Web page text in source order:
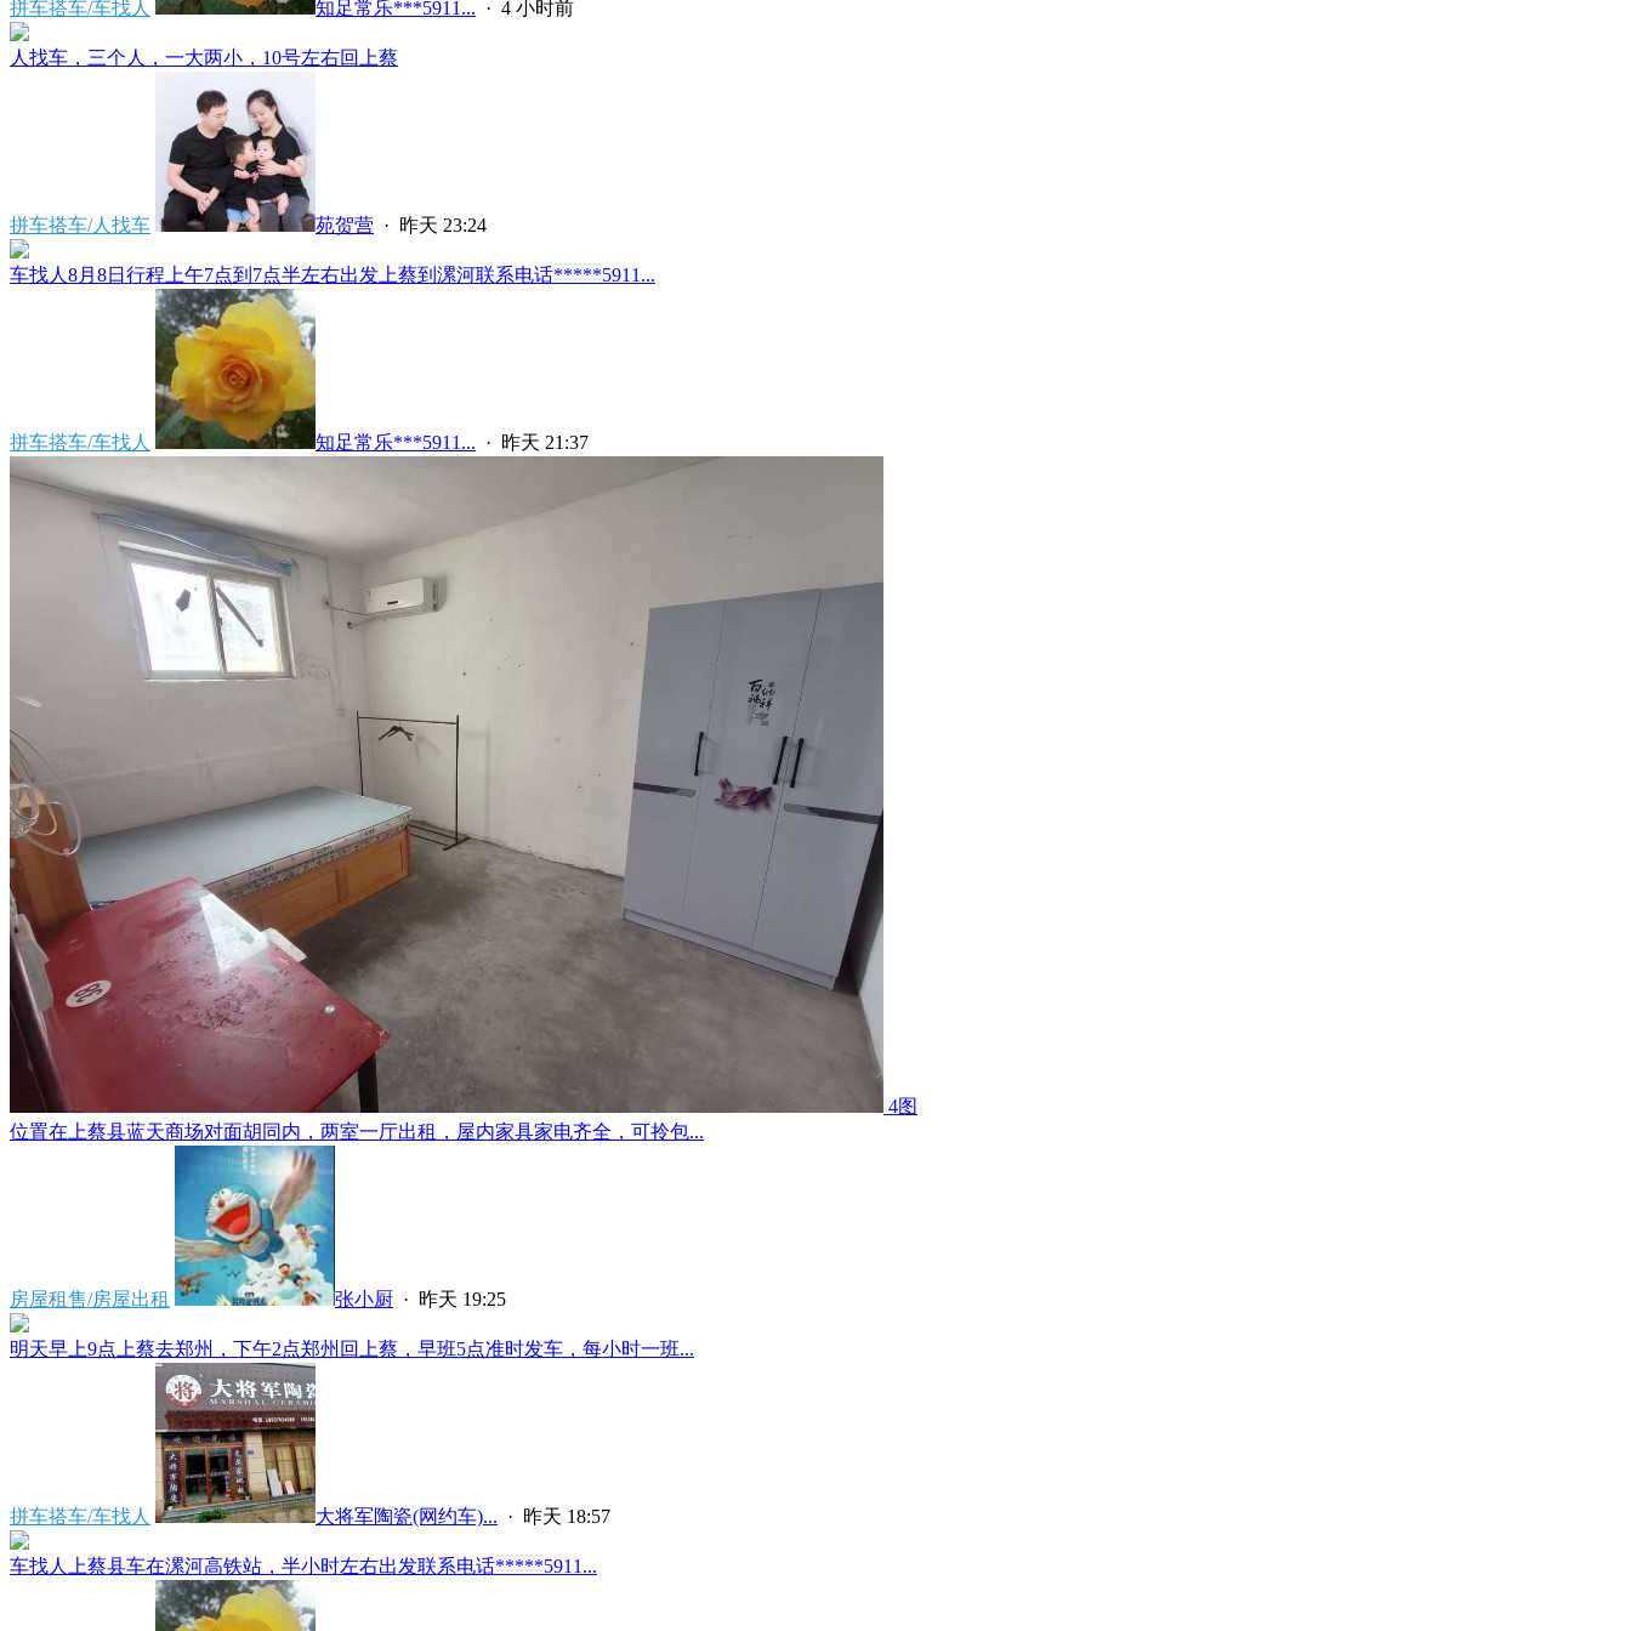
拼车搭车/车找人 知足常乐***5911... · 4 小时前
人找车，三个人，一大两小，10号左右回上蔡
拼车搭车/人找车 苑贺营 · 昨天 23:24
车找人8月8日行程上午7点到7点半左右出发上蔡到漯河联系电话*****5911...
拼车搭车/车找人 知足常乐***5911... · 昨天 21:37
4图
位置在上蔡县蓝天商场对面胡同内，两室一厅出租，屋内家具家电齐全，可拎包...
房屋租售/房屋出租 张小厨 · 昨天 19:25
明天早上9点上蔡去郑州，下午2点郑州回上蔡，早班5点准时发车，每小时一班...
拼车搭车/车找人 大将军陶瓷(网约车)... · 昨天 18:57
车找人上蔡县车在漯河高铁站，半小时左右出发联系电话*****5911...